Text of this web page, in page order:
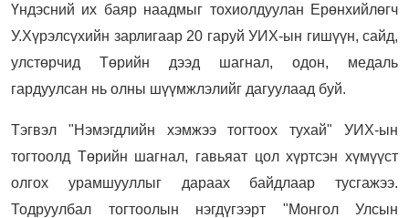
Үндэсний их баяр наадмыг тохиолдуулан Ерөнхийлөгч
У.Хүрэлсүхийн зарлигаар 20 гаруй УИХ-ын гишүүн, сайд,
улстөрчид Төрийн дээд шагнал, одон, медаль
гардуулсан нь олны шүүмжлэлийг дагуулаад буй.
Тэгвэл "Нэмэгдлийн хэмжээ тогтоох тухай" УИХ-ын
тогтоолд Төрийн шагнал, гавьяат цол хүртсэн хүмүүст
олгох урамшууллыг дараах байдлаар тусгажээ.
Тодруулбал тогтоолын нэгдүгээрт "Монгол Улсын